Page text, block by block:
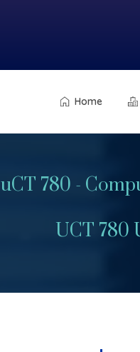
Home
uCT 780 -
UCT 780